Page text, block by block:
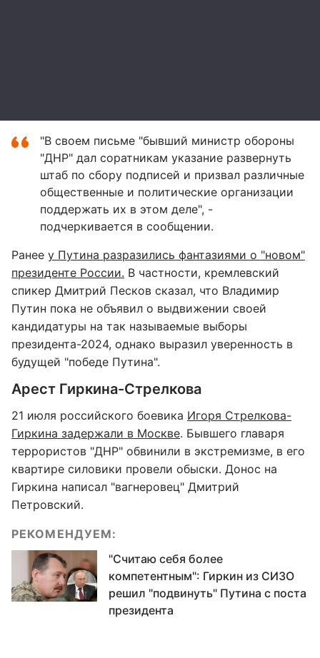
"В своем письме "бывший министр обороны
"ДНР" дал соратникам указание развернуть
штаб по сбору подписей и призвал различные
общественные и политические организации
поддержать их в этом деле", -
подчеркивается в сообщении.
Ранее у Путина разразились фантазиями о "новом"
президенте России. В частности, кремлевский
спикер Дмитрий Песков сказал, что Владимир
Путин пока не объявил о выдвижении своей
кандидатуры на так называемые выборы
президента-2024, однако выразил уверенность в
будущей "победе Путина".
Арест Гиркина-Стрелкова
21 июля российского боевика Игоря Стрелкова-
Гиркина задержали в Москве. Бывшего главаря
террористов "ДНР" обвинили в экстремизме, в его
квартире силовики провели обыски. Донос на
Гиркина написал "вагнеровец" Дмитрий
Петровский.
РЕКОМЕНДУЕМ:
"Считаю себя более
компетентным": Гиркин из СИЗО
решил "подвинуть" Путина с поста
президента